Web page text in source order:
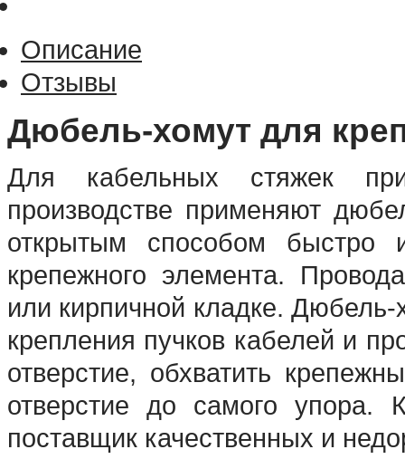
Описание
Отзывы
Дюбель-хомут для
Для кабельных стяжек
производстве применяют
открытым способом
крепежного элемента.
или кирпичной кладке.
крепления пучков кабелей и
отверстие, обхватить
отверстие до самого упора.
поставщик качественных и